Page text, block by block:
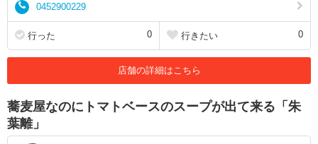
0452900229
行った 0 行きたい 0
店舗の詳細はこちら
蕎麦屋なのにトマトベースのスープが出て来る「朱
葉離」